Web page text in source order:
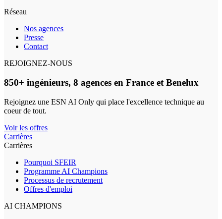
Réseau
Nos agences
Presse
Contact
REJOIGNEZ-NOUS
850+ ingénieurs, 8 agences en France et Benelux
Rejoignez une ESN AI Only qui place l'excellence technique au
coeur de tout.
Voir les offres
Carrières
Carrières
Pourquoi SFEIR
Programme AI Champions
Processus de recrutement
Offres d'emploi
AI CHAMPIONS